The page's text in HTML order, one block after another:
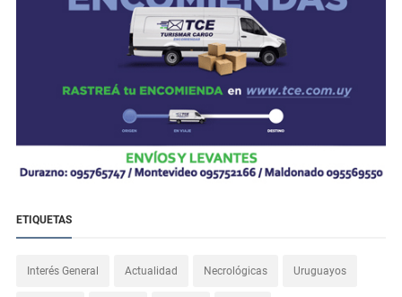
ETIQUETAS
Interés General Actualidad Necrológicas Uruguayos